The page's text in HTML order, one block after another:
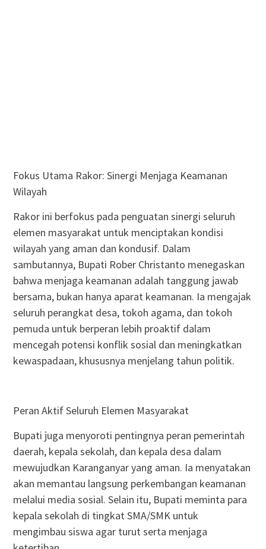
Fokus Utama Rakor: Sinergi Menjaga Keamanan
Wilayah
Rakor ini berfokus pada penguatan sinergi seluruh
elemen masyarakat untuk menciptakan kondisi
wilayah yang aman dan kondusif. Dalam
sambutannya, Bupati Rober Christanto menegaskan
bahwa menjaga keamanan adalah tanggung jawab
bersama, bukan hanya aparat keamanan. Ia mengajak
seluruh perangkat desa, tokoh agama, dan tokoh
pemuda untuk berperan lebih proaktif dalam
mencegah potensi konflik sosial dan meningkatkan
kewaspadaan, khususnya menjelang tahun politik.
Peran Aktif Seluruh Elemen Masyarakat
Bupati juga menyoroti pentingnya peran pemerintah
daerah, kepala sekolah, dan kepala desa dalam
mewujudkan Karanganyar yang aman. Ia menyatakan
akan memantau langsung perkembangan keamanan
melalui media sosial. Selain itu, Bupati meminta para
kepala sekolah di tingkat SMA/SMK untuk
mengimbau siswa agar turut serta menjaga